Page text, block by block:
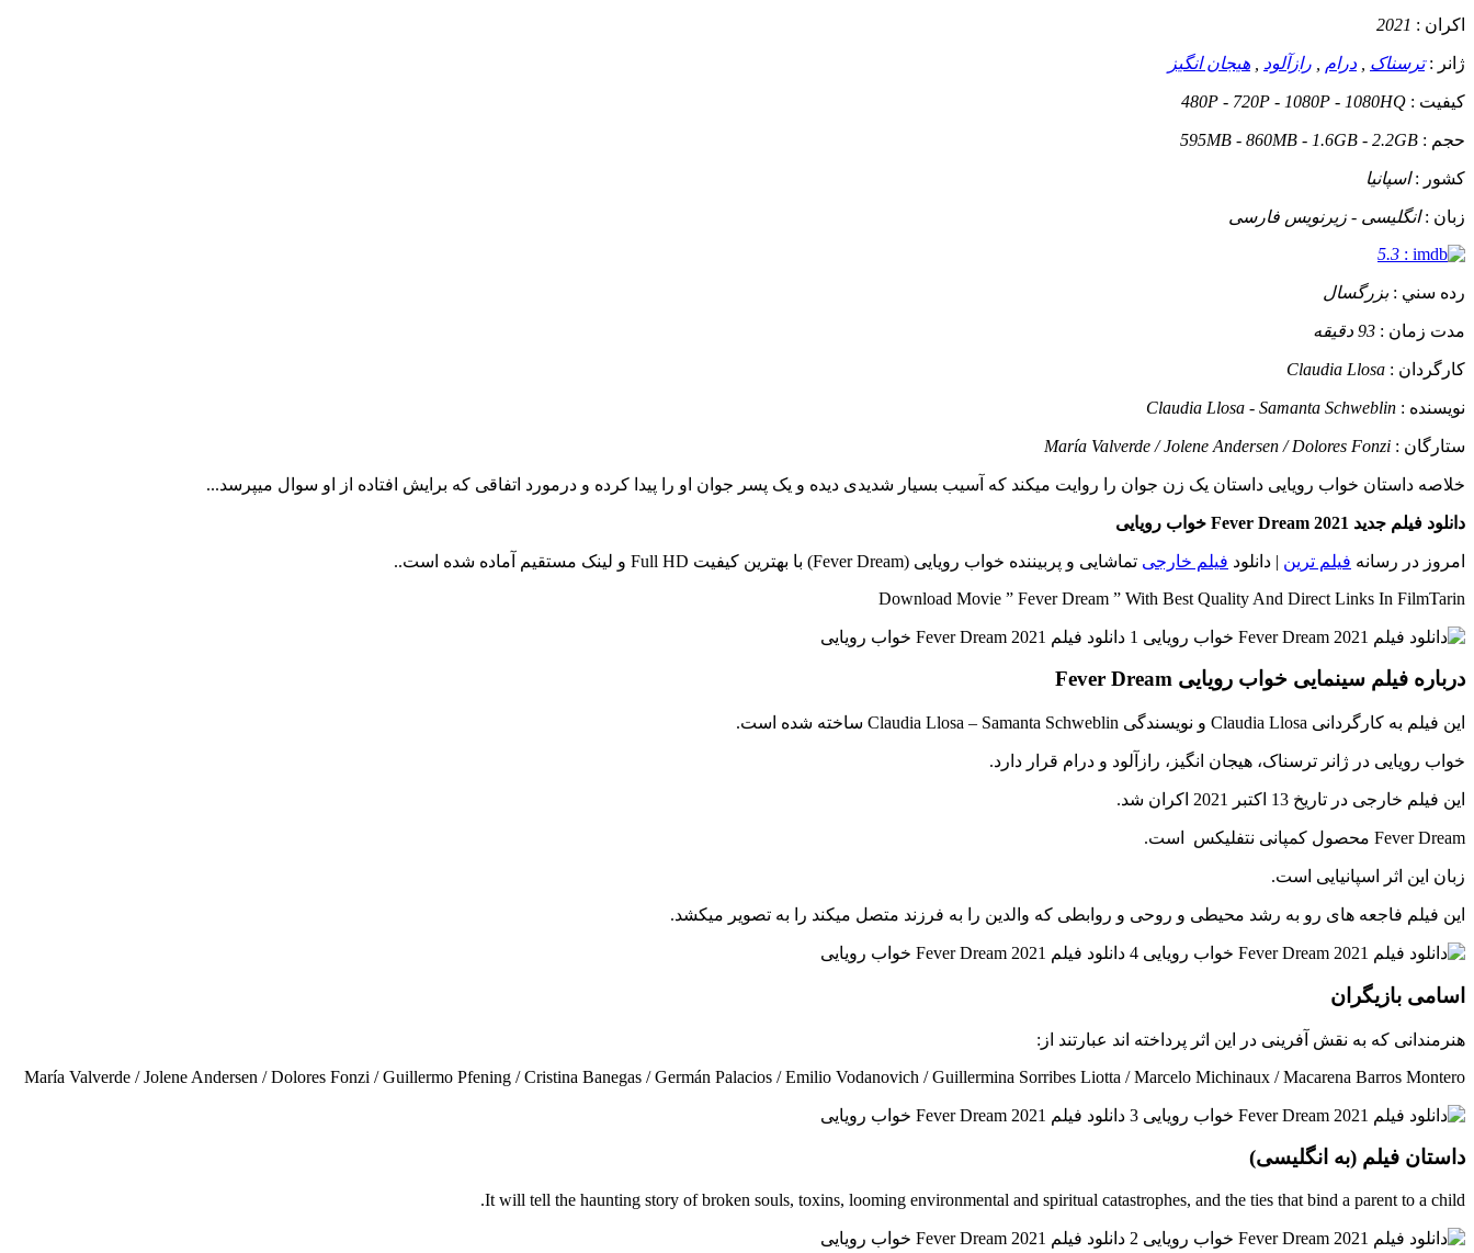
اکران : 2021
ژانر :ترسناک درام رازآلود هیجان انگیز
کيفيت : 480P - 720P - 1080P - 1080HQ
حجم : 595MB - 860MB - 1.6GB - 2.2GB
کشور :اسپانیا
زبان :انگلیسی - زیرنویس فارسی
:
5.3
رده سني :بزرگسال
مدت زمان : 93 دقیقه
کارگردان : Claudia Llosa
نويسنده : Claudia Llosa - Samanta Schweblin
ستارگان : María Valverde / Jolene Andersen / Dolores Fonzi
خلاصه داستان خواب رویایی داستان یک زن جوان را روایت میکند که آسیب بسیار شدیدی دیده و یک پسر جوان او را پیدا کرده و درمورد اتفاقی که برایش افتاده از او سوال میپرسد...
دانلود فیلم جدید Fever Dream 2021 خواب رویایی
امروز در رسانه فیلم ترین | دانلود فیلم خارجی تماشایی و پربیننده خواب رویایی (Fever Dream) با بهترین کیفیت Full HD و لینک مستقیم آماده شده است..
Download Movie ” Fever Dream ” With Best Quality And Direct Links In FilmTarin
درباره فیلم سینمایی خواب رویایی Fever Dream
این فیلم به کارگردانی Claudia Llosa و نویسندگی Claudia Llosa – Samanta Schweblin ساخته شده است.
خواب رویایی در ژانر ترسناک، هیجان انگیز، رازآلود و درام قرار دارد.
این فیلم خارجی در تاریخ 13 اکتبر 2021 اکران شد.
Fever Dream محصول کمپانی نتفلیکس است.
زبان این اثر اسپانیایی است.
این فیلم فاجعه های رو به رشد محیطی و روحی و روابطی که والدین را به فرزند متصل میکند را به تصویر میکشد.
اسامی بازیگران
هنرمندانی که به نقش آفرینی در این اثر پرداخته اند عبارتند از:
María Valverde / Jolene Andersen / Dolores Fonzi / Guillermo Pfening / Cristina Banegas / Germán Palacios / Emilio Vodanovich / Guillermina Sorribes Liotta / Marcelo Michinaux / Macarena Barros Montero
داستان فیلم (به انگلیسی)
It will tell the haunting story of broken souls, toxins, looming environmental and spiritual catastrophes, and the ties that bind a parent to a child.